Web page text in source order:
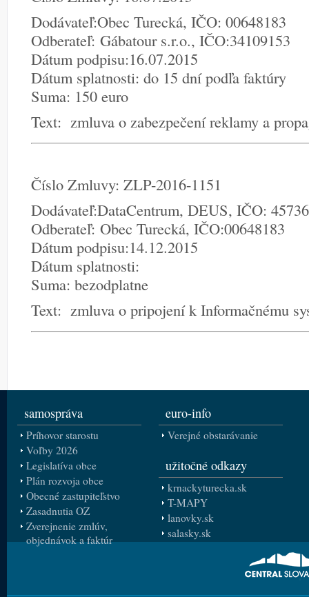
Dodávateľ:Obec Turecká, IČO: 00648183
Odberateľ: Gábatour s.r.o., IČO:34109153
Dátum podpisu:16.07.2015
Dátum splatnosti: do 15 dní podľa faktúry
Suma: 150 euro
Text: zmluva o zabezpečení reklamy a
Číslo Zmluvy: ZLP-2016-1151
Dodávateľ:DataCentrum, DEUS, IČO:
Odberateľ: Obec Turecká, IČO:00648183
Dátum podpisu:14.12.2015
Dátum splatnosti:
Suma: bezodplatne
Text: zmluva o pripojení k Informačnému
samospráva
Príhovor starostu
Voľby 2026
Legislatíva obce
Plán rozvoja obce
Obecné zastupiteľstvo
Zasadnutia OZ
Zverejnenie zmlúv,
objednávok a faktúr
euro-info
Verejné obstarávanie
užitočné odkazy
krnackyturecka.sk
T-MAPY
lanovky.sk
salasky.sk